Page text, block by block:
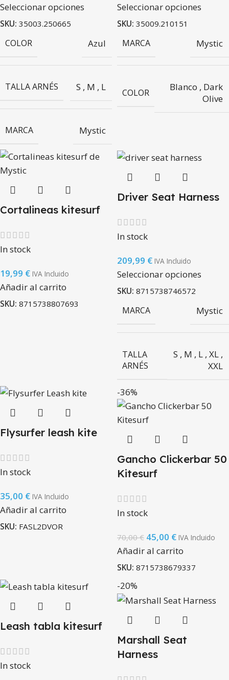
Seleccionar opciones
SKU: 35003.250665
COLOR Azul
TALLA ARNÉS S , M , L
MARCA Mystic
Seleccionar opciones
SKU: 35009.210151
MARCA Mystic
COLOR Blanco , Dark
Olive
Cortalineas kitesurf
In stock
19,99 € IVA Incluido
Añadir al carrito
SKU: 8715738807693
Driver Seat Harness
In stock
209,99 € IVA Incluido
Seleccionar opciones
SKU: 8715738746572
MARCA Mystic
TALLA
ARNÉS
S , M , L , XL ,
XXL
Flysurfer leash kite
In stock
35,00 € IVA Incluido
Añadir al carrito
SKU: FASL2DVOR
-36%
Gancho Clickerbar 50
Kitesurf
In stock
70,00€ 45,00 € IVA Incluido
Añadir al carrito
SKU: 8715738679337
Leash tabla kitesurf
In stock
-20%
Marshall Seat
Harness